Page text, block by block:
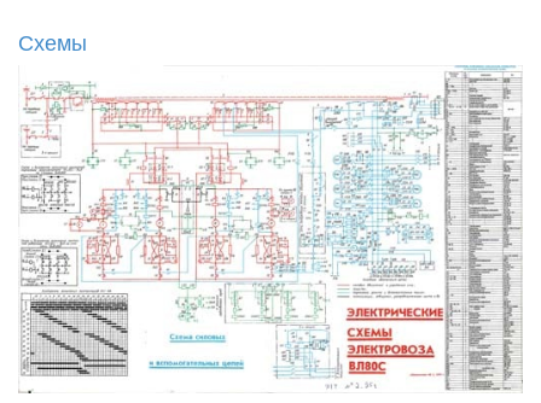
Схемы